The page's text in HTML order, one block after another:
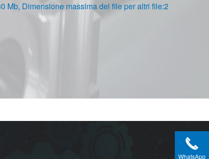
Mb, Dimensione massima del file per altri file:2
WhatsApp